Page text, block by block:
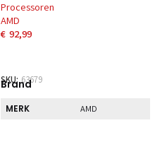
Processoren
AMD
€ 92,99
SKU:63679
Brand
MERK AMD